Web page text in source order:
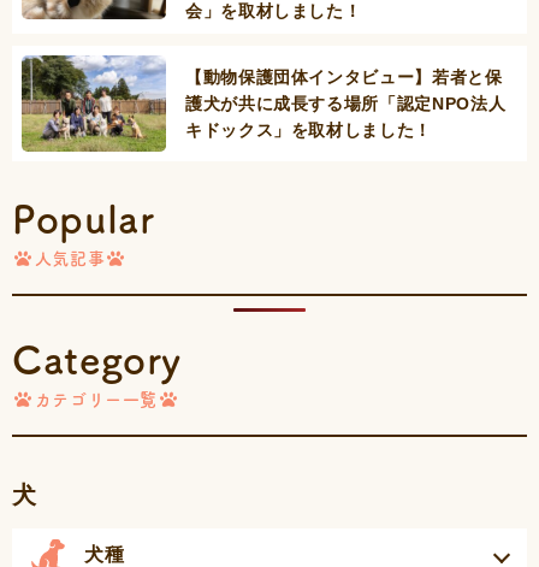
会」を取材しました！
【動物保護団体インタビュー】若者と保
護犬が共に成長する場所「認定NPO法人
キドックス」を取材しました！
Popular
人気記事
Category
カテゴリー一覧
犬
犬種